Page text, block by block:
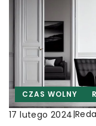
CZAS WOLNY
17 lutego 2024|